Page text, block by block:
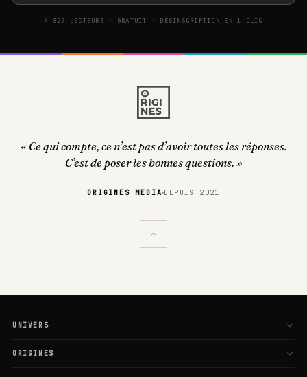
4 827 LECTEURS · GRATUIT · DÉSINSCRIPTION EN 1 CLIC
« Ce qui compte, ce n’est pas d’avoir toutes les réponses.
C’est de poser les bonnes questions. »
ORIGINES MEDIA DEPUIS 2021
UNIVERS
L'Esprit
ORIGINES